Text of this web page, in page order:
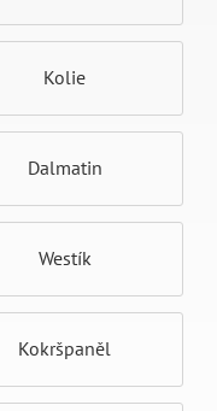
Kolie
Dalmatin
Westík
Kokršpaněl